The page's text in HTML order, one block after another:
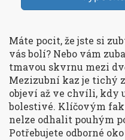
Máte pocit, že jste si
vás bolí? Nebo vám
tmavou skvrnu mezi
Mezizubní kaz je tichý
objeví až ve chvíli, kdy
bolestivé. Klíčovým
nelze odhalit pouhým
Potřebujete odborné